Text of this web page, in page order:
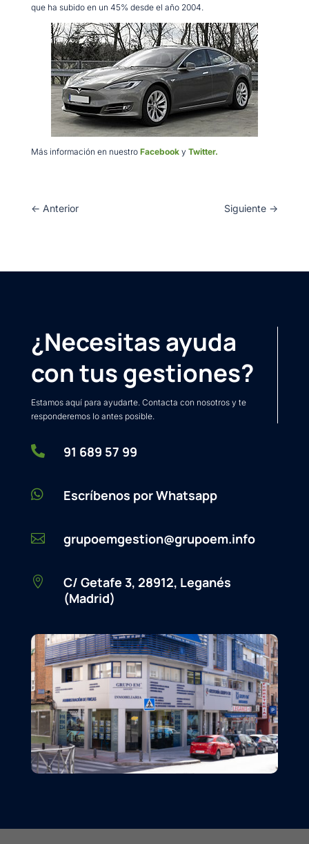
que ha subido en un 45% desde el año 2004.
Más información en nuestro Facebook y Twitter.
← Anterior Siguiente →
¿Necesitas ayuda
con tus gestiones?
Estamos aquí para ayudarte. Contacta con nosotros y te
responderemos lo antes posible.
 91 689 57 99
 Escríbenos por Whatsapp
 grupoemgestion@grupoem.info

C/ Getafe 3, 28912, Leganés
(Madrid)